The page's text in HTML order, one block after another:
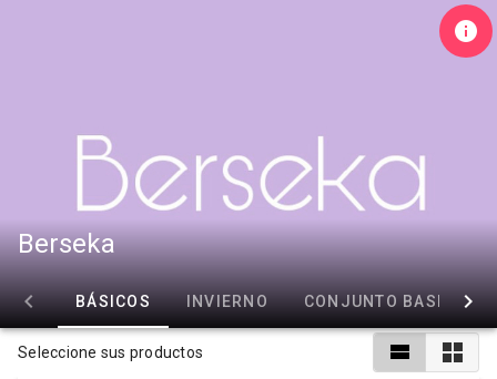
Berseka
BÁSICOS INVIERNO CONJUNTO BASICO
Seleccione sus productos